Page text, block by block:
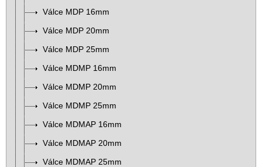
Válce MDP 16mm
Válce MDP 20mm
Válce MDP 25mm
Válce MDMP 16mm
Válce MDMP 20mm
Válce MDMP 25mm
Válce MDMAP 16mm
Válce MDMAP 20mm
Válce MDMAP 25mm